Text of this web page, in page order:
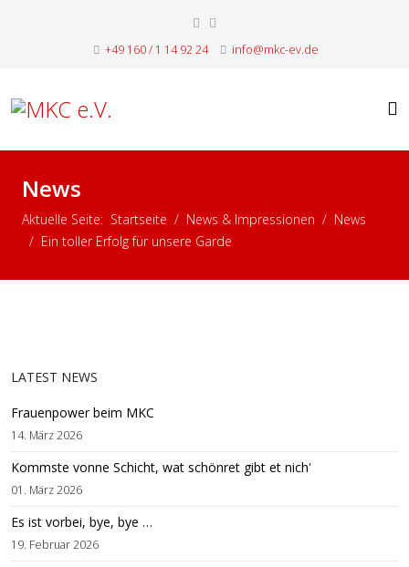
+49 160 / 1 14 92 24 info@mkc-ev.de
News
Aktuelle Seite: Startseite News & Impressionen
News
Ein toller Erfolg für unsere Garde
LATEST NEWS
Frauenpower beim MKC
14. März 2026
Kommste vonne Schicht, wat schönret gibt et nich'
01. März 2026
Es ist vorbei, bye, bye …
19. Februar 2026